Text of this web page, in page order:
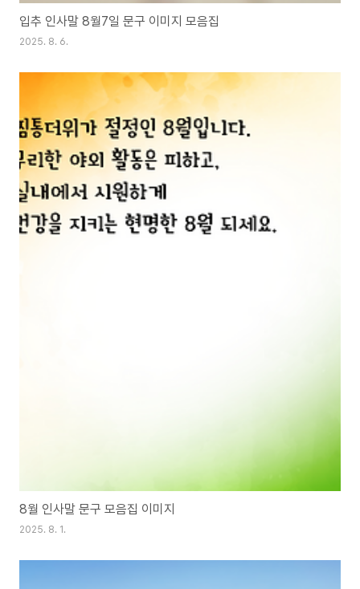
입추 인사말 8월7일 문구 이미지 모음집
2025. 8. 6.
8월 인사말 문구 모음집 이미지
2025. 8. 1.